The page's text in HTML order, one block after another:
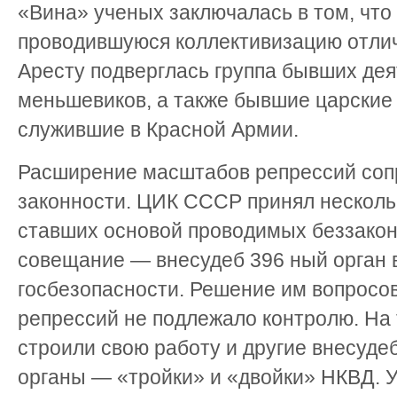
«Вина» ученых заключалась в том, что
проводившуюся коллективизацию
Аресту подверглась группа бывших
меньшевиков, а также бывшие
служившие в Красной Армии.
Расширение масштабов репрессий
законности. ЦИК СССР принял
ставших основой проводимых
совещание — внесудеб 396 ный орган
госбезопасности. Решение им
репрессий не подлежало контролю.
строили свою работу и другие
органы — «тройки» и «двойки» НКВД.